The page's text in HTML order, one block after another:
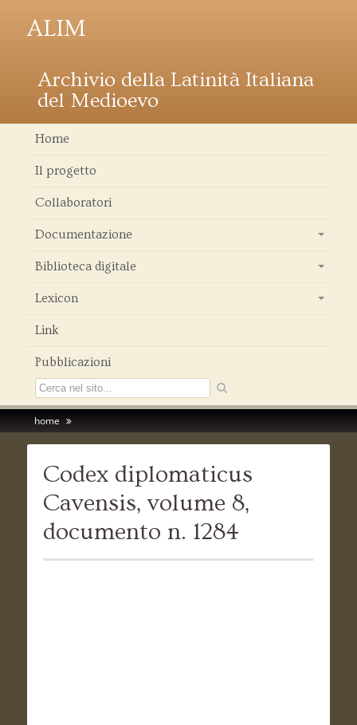
ALIM
Archivio della Latinità Italiana
del Medioevo
Home
Il progetto
Collaboratori
Documentazione
Biblioteca digitale
Lexicon
Link
Pubblicazioni
home
Codex diplomaticus
Cavensis, volume 8,
documento n. 1284